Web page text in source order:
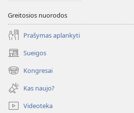
Greitosios nuorodos
Prašymas aplankyti
Sueigos
(atsiveria
naujas
langas)
Kongresai
(atsiveria
naujas
langas)
Kas naujo?
Videoteka